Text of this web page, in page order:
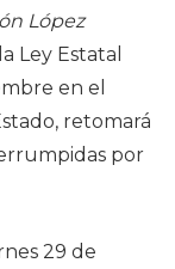
López
Ley Estatal
en el
retomará
por
29 de